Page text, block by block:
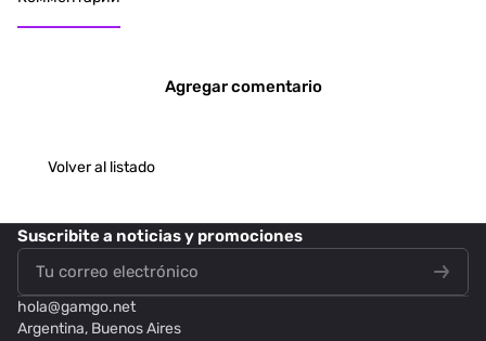
Agregar comentario
Volver al listado
Suscribitea noticias y promociones
hola@gamgo.net
Argentina, Buenos Aires